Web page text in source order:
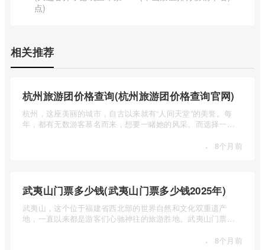
点)
相关推荐
杭州旅游团价格查询(杭州旅游团价格查询官网)
杭州，这座美丽的城市，自古以来就有“人间天堂”的美誉。每
年，都有无数游客慕名而来，想要一睹她的风采。而选择一个
· 8个月前
武夷山门票多少钱(武夷山门票多少钱2025年)
武夷山，这个位于福建省西北部的世界自然和文化双重遗产
地，一直以来都是游客们心驰神往的旅游胜地。武夷山门票多
· 8个月前